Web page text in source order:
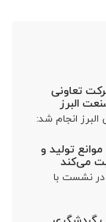
تعاونی
البرز
انجام شد:
تولید و
می‌کند
در نشست با